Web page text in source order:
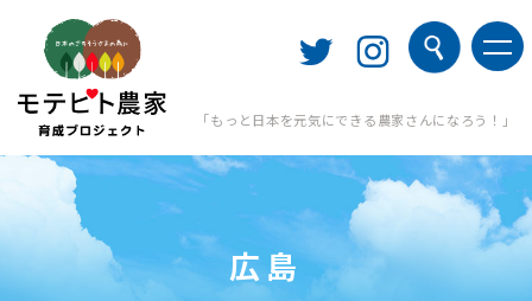
「もっと日本を元気にできる農家さんになろう！」
広島